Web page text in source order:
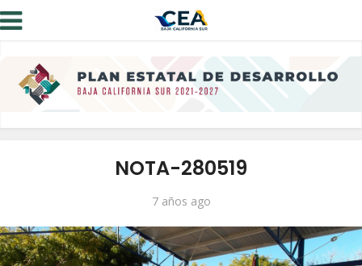
NOTA-280519
7 años ago